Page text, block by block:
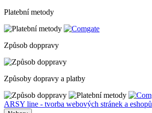
Platební metody
Způsob doppravy
Způsoby dopravy a platby
ARSY line - tvorba webových stránek a eshopů